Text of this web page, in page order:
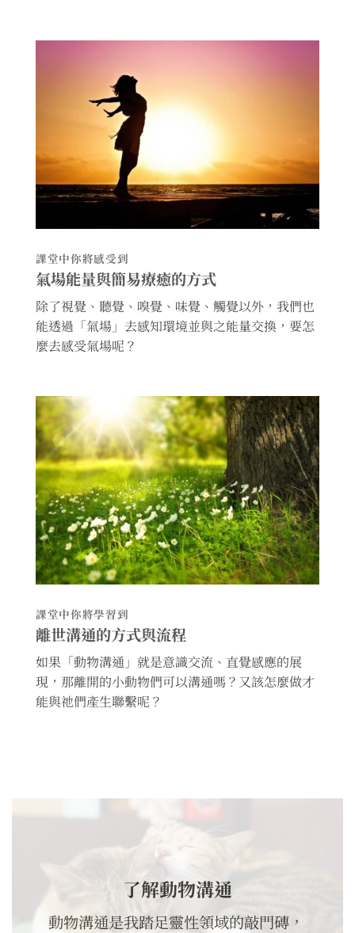
課堂中你將感受到
氣場能量與簡易療癒的方式
除了視覺、聽覺、嗅覺、味覺、觸覺以外，我們也
能透過「氣場」去感知環境並與之能量交換，要怎
麼去感受氣場呢？
課堂中你將學習到
離世溝通的方式與流程
如果「動物溝通」就是意識交流、直覺感應的展
現，那離開的小動物們可以溝通嗎？又該怎麼做才
能與祂們產生聯繫呢？
了解動物溝通
動物溝通是我踏足靈性領域的敲門磚，